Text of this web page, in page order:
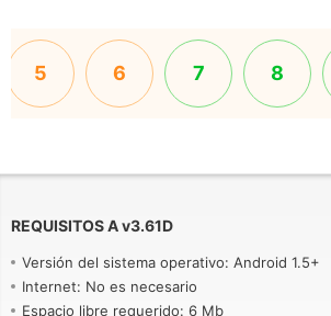
5 6 7 8
REQUISITOS Av3.61D
Versión del sistema operativo: Android 1.5+
Internet: No es necesario
Espacio libre requerido: 6 Mb